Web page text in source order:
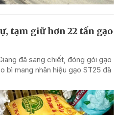
tạm giữ hơn 22 tấn gạo
đã sang chiết, đóng gói gạo
bì mang nhãn hiệu gạo ST25 đã